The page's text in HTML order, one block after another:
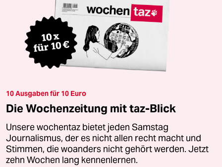
10 Ausgaben für 10 Euro
Die Wochenzeitung mit taz-Blick
Unsere wochentaz bietet jeden Samstag
Journalismus, der es nicht allen recht macht und
Stimmen, die woanders nicht gehört werden. Jetzt
zehn Wochen lang kennenlernen.